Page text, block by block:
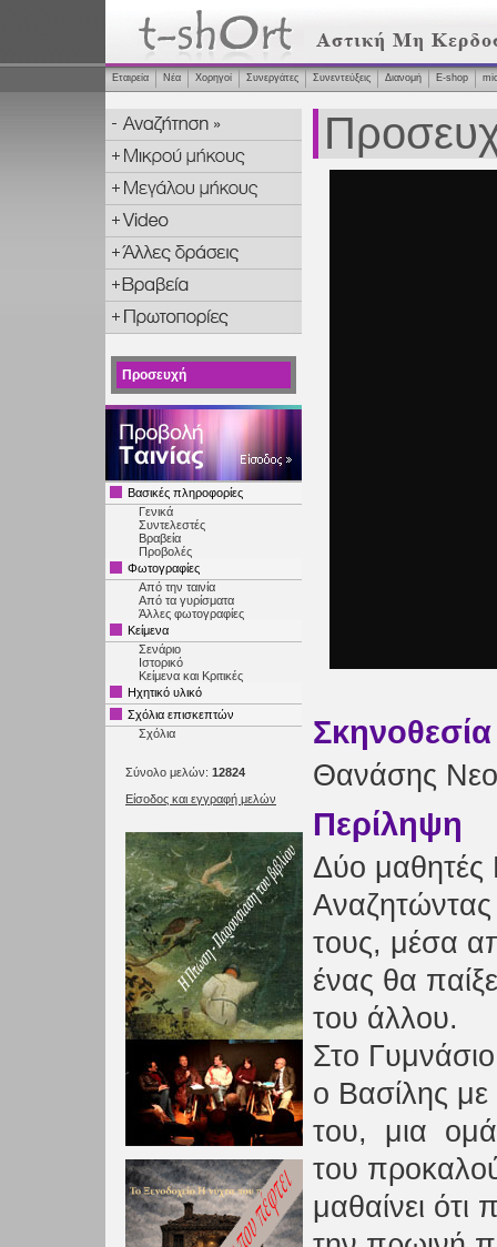
Εταιρεία Νέα Χορηγοί Συνεργάτες Συνεντεύξεις Διανομή Ε-shop
Προσευχή
Βασικές πληροφορίες
Γενικά
Συντελεστές
Βραβεία
Προβολές
Φωτογραφίες
Από την ταινία
Από τα γυρίσματα
Άλλες φωτογραφίες
Κείμενα
Σενάριο
Ιστορικό
Κείμενα και Κριτικές
Ηχητικό υλικό
Σχόλια επισκεπτών
Σχόλια
Σύνολο μελών: 12824
Είσοδος και εγγραφή μελών
Σκηνοθεσία
Θανάσης
Περίληψη
Δύο μαθητές
Αναζητώντας
τους, μέσα
ένας θα
του άλλου.
Στο
ο Βασίλης
του, μια
του
μαθαίνει ότι